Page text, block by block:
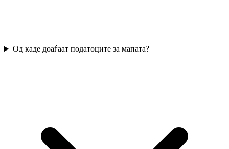
Од каде доаѓаат податоците за мапата?